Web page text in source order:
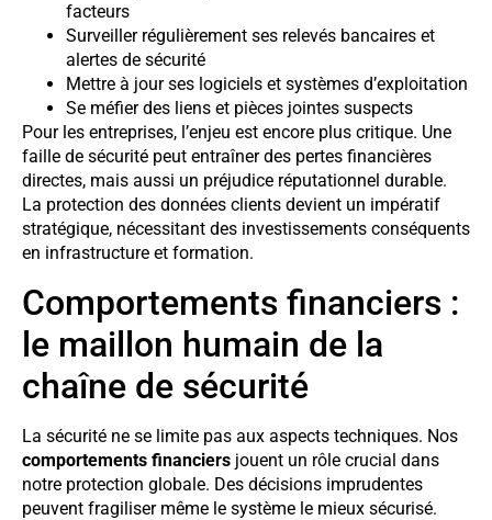
facteurs
Surveiller régulièrement ses relevés bancaires et
alertes de sécurité
Mettre à jour ses logiciels et systèmes d’exploitation
Se méfier des liens et pièces jointes suspects
Pour les entreprises, l’enjeu est encore plus critique. Une
faille de sécurité peut entraîner des pertes financières
directes, mais aussi un préjudice réputationnel durable.
La protection des données clients devient un impératif
stratégique, nécessitant des investissements conséquents
en infrastructure et formation.
Comportements financiers :
le maillon humain de la
chaîne de sécurité
La sécurité ne se limite pas aux aspects techniques. Nos
comportements financiers jouent un rôle crucial dans
notre protection globale. Des décisions imprudentes
peuvent fragiliser même le système le mieux sécurisé.